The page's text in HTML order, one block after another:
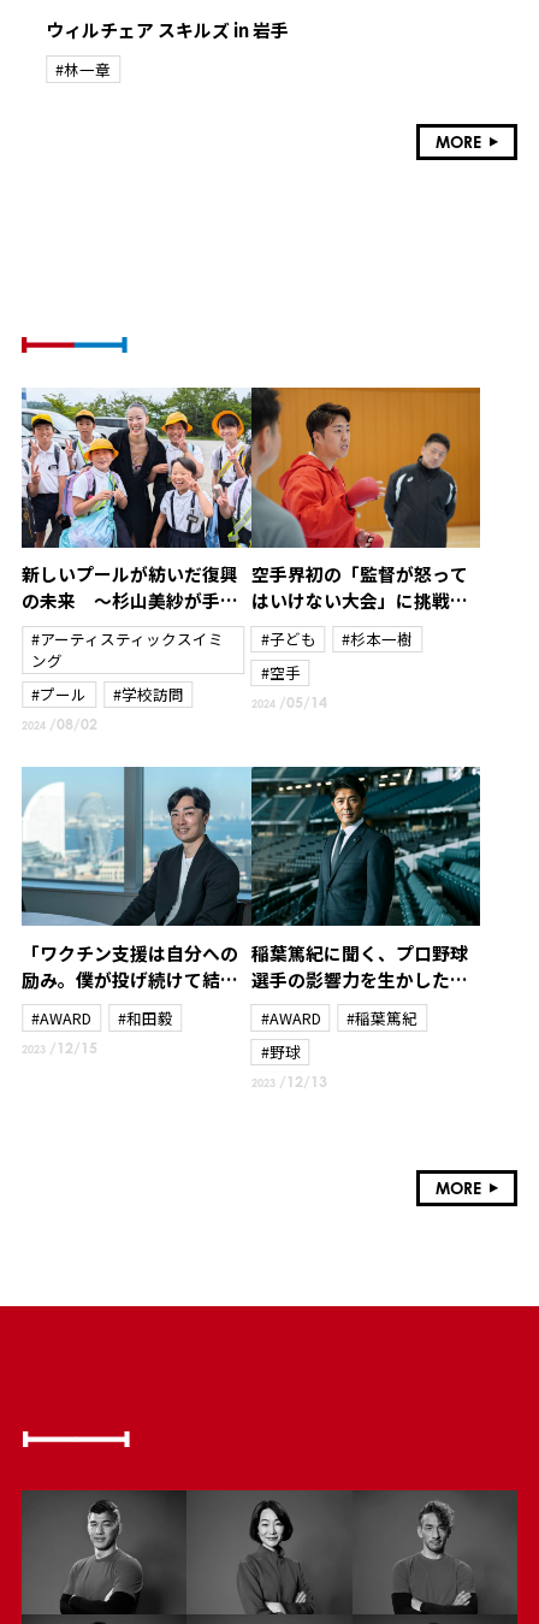
ウィルチェア スキルズ in 岩手
#林一章
MORE
新しいプールが紡いだ復興
の未来 ～杉山美紗が手に
した新たな使命と笑顔の贈
り物～
#アーティスティックスイミ
ング
#プール
#学校訪問
2024 /08/02
空手界初の「監督が怒って
はいけない大会」に挑戦～
杉本一樹～
#子ども
#杉本一樹
#空手
2024 /05/14
「ワクチン支援は自分への
励み。僕が投げ続けて結果
を残さなければいけない理
由のひとつ」和田毅がプロ3
年目から続けている社会貢
#AWARD #和田毅
2023 /12/15
稲葉篤紀に聞く、プロ野球
選手の影響力を生かした北
海道日本ハムファイターズ
のスポーツ振興と地域課題
解決策
#AWARD
#稲葉篤紀
#野球
2023 /12/13
MORE